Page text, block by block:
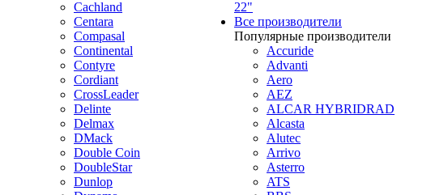
Cachland
Centara
Compasal
Continental
Contyre
Cordiant
CrossLeader
Delinte
Delmax
DMack
Double Coin
DoubleStar
Dunlop
22"
Все производители
Популярные производители
Accuride
Advanti
Aero
AEZ
ALCAR HYBRIDRAD
Alcasta
Alutec
Arrivo
Asterro
ATS